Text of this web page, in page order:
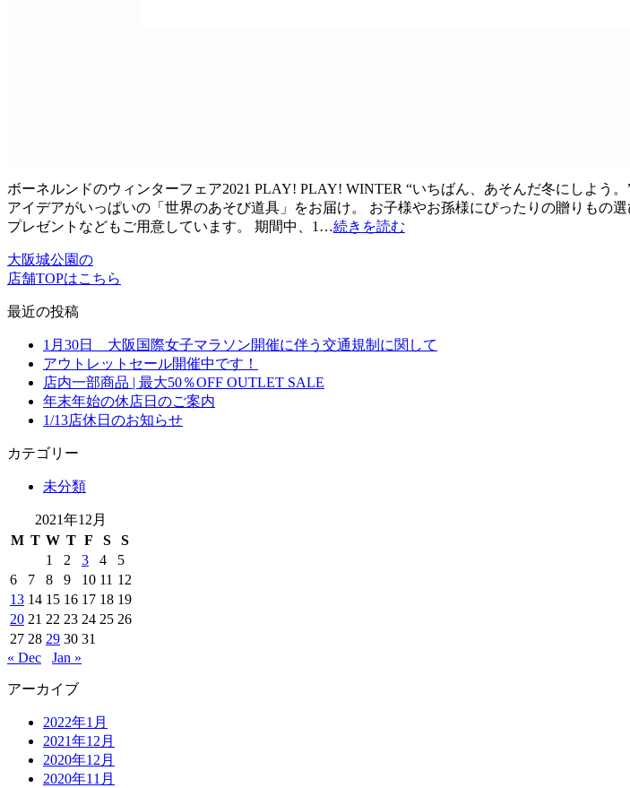
ボーネルンドのウィンターフェア2021 PLAY! PLAY! WINTER “いちばん、あそんだ冬にしよう
アイデアがいっぱいの「世界のあそび道具」をお届け。 お子様やお孫様にぴったりの贈りもの
プレゼントなどもご用意しています。 期間中、1…続きを読む
大阪城公園の
店舗TOPはこちら
最近の投稿
1月30日 大阪国際女子マラソン開催に伴う交通規制に関して
アウトレットセール開催中です！
店内一部商品 | 最大50％OFF OUTLET SALE
年末年始の休店日のご案内
1/13店休日のお知らせ
カテゴリー
未分類
2021年12月
M T W T F S
S
1
2 3 4
5
6
7 8 9 10 11 12
13 14 15 16 17 18 19
20 21 22 23 24 25 26
27 28 29 30 31
« Dec
Jan »
アーカイブ
2022年1月
2021年12月
2020年12月
2020年11月